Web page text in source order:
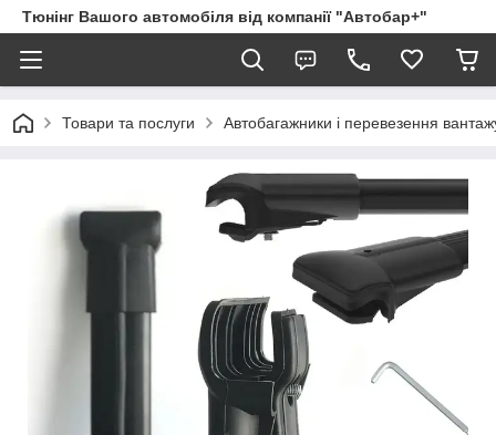
Тюнінг Вашого автомобіля від компанії "Автобар+"
Товари та послуги Автобагажники і перевезення